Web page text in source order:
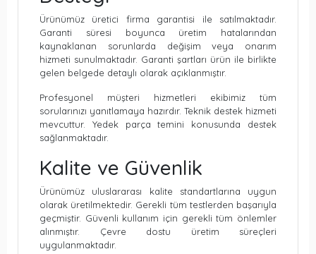
Ürünümüz üretici firma garantisi ile satılmaktadır.
Garanti süresi boyunca üretim hatalarından
kaynaklanan sorunlarda değişim veya onarım
hizmeti sunulmaktadır. Garanti şartları ürün ile birlikte
gelen belgede detaylı olarak açıklanmıştır.
Profesyonel müşteri hizmetleri ekibimiz tüm
sorularınızı yanıtlamaya hazırdır. Teknik destek hizmeti
mevcuttur. Yedek parça temini konusunda destek
sağlanmaktadır.
Kalite ve Güvenlik
Ürünümüz uluslararası kalite standartlarına uygun
olarak üretilmektedir. Gerekli tüm testlerden başarıyla
geçmiştir. Güvenli kullanım için gerekli tüm önlemler
alınmıştır. Çevre dostu üretim süreçleri
uygulanmaktadır.